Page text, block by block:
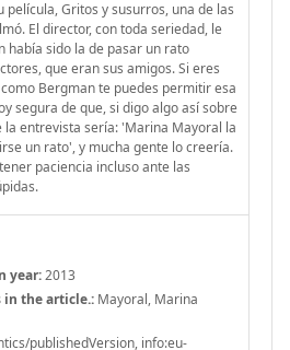
película, Gritos y susurros, una de las
El director, con toda seriedad, le
había sido la de pasar un rato
que eran sus amigos. Si eres
Bergman te puedes permitir esa
segura de que, si digo algo así sobre
la entrevista sería: 'Marina Mayoral la
un rato', y mucha gente lo creería.
paciencia incluso ante las
year:2013
in the article.: Mayoral, Marina
publishedVersion, info:eu-